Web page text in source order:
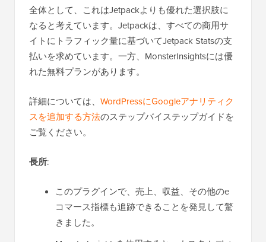
全体として、これはJetpackよりも優れた選択肢に
なると考えています。Jetpackは、すべての商用サ
イトにトラフィック量に基づいてJetpack Statsの支
払いを求めています。一方、MonsterInsightsには優
れた無料プランがあります。
詳細については、 WordPressにGoogleアナリティク
スを追加する方法のステップバイステップガイドを
ご覧ください。
長所:
このプラグインで、売上、収益、その他のe
コマース指標も追跡できることを発見して驚
きました。